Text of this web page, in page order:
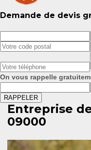
Demande de devis
On vous rappelle
Entreprise
09000